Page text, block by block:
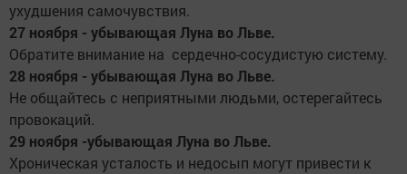
ухудшения самочувствия.
27 ноября - убывающая Луна во Льве.
Обратите внимание на сердечно-сосудистую систему.
28 ноября - убывающая Луна во Льве.
Не общайтесь с неприятными людьми, остерегайтесь
провокаций.
29 ноября -убывающая Луна во Льве.
Хроническая усталость и недосып могут привести к